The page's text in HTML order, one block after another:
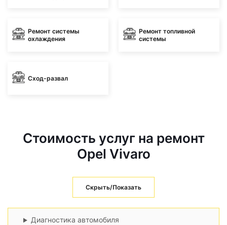
Ремонт системы
охлаждения
Ремонт топливной
системы
Сход-развал
Стоимость услуг на ремонт
Opel Vivaro
Скрыть/Показать
Диагностика автомобиля